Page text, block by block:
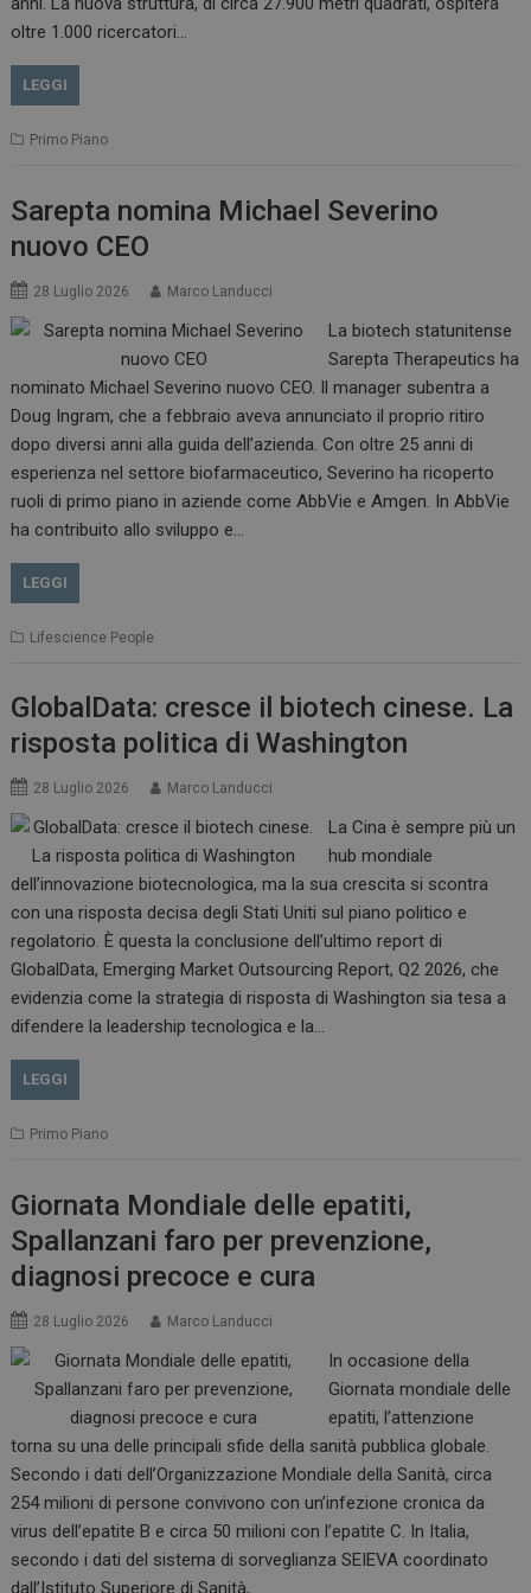
oltre 1.000 ricercatori…
LEGGI
Primo Piano
Sarepta nomina Michael Severino
nuovo CEO
28 Luglio 2026 Marco Landucci
La biotech statunitense
Sarepta Therapeutics ha
nominato Michael Severino nuovo CEO. Il manager subentra a
Doug Ingram, che a febbraio aveva annunciato il proprio ritiro
dopo diversi anni alla guida dell’azienda. Con oltre 25 anni di
esperienza nel settore biofarmaceutico, Severino ha ricoperto
ruoli di primo piano in aziende come AbbVie e Amgen. In AbbVie
ha contribuito allo sviluppo e…
LEGGI
Lifescience People
GlobalData: cresce il biotech cinese. La
risposta politica di Washington
28 Luglio 2026 Marco Landucci
La Cina è sempre più un
hub mondiale
dell’innovazione biotecnologica, ma la sua crescita si scontra
con una risposta decisa degli Stati Uniti sul piano politico e
regolatorio. È questa la conclusione dell’ultimo report di
GlobalData, Emerging Market Outsourcing Report, Q2 2026, che
evidenzia come la strategia di risposta di Washington sia tesa a
difendere la leadership tecnologica e la…
LEGGI
Primo Piano
Giornata Mondiale delle epatiti,
Spallanzani faro per prevenzione,
diagnosi precoce e cura
28 Luglio 2026 Marco Landucci
In occasione della
Giornata mondiale delle
epatiti, l’attenzione
torna su una delle principali sfide della sanità pubblica globale.
Secondo i dati dell’Organizzazione Mondiale della Sanità, circa
254 milioni di persone convivono con un’infezione cronica da
virus dell’epatite B e circa 50 milioni con l’epatite C. In Italia,
secondo i dati del sistema di sorveglianza SEIEVA coordinato
dall’Istituto Superiore di Sanità,…